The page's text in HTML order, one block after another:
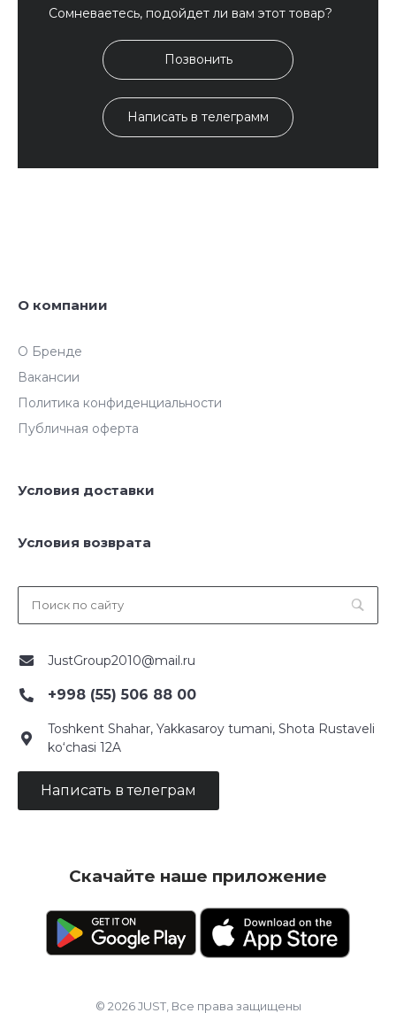
Сомневаетесь, подойдет ли вам этот товар?
Позвонить
Написать в телеграмм
О компании
О Бренде
Вакансии
Политика конфиденциальности
Публичная оферта
Условия доставки
Условия возврата
JustGroup2010@mail.ru
+998 (55) 506 88 00
Toshkent Shahar, Yakkasaroy tumani, Shota Rustaveli
ko‘chasi 12A
Написать в телеграм
Скачайте наше приложение
© 2026 JUST, Все права защищены